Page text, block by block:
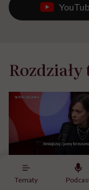
Tematy
Najlepsze